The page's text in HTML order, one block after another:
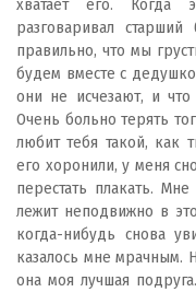
хватает его. Когда
разговаривал
правильно, что мы
будем вместе с
они не исчезают, и
Очень больно терять
любит тебя такой, как
его хоронили, у меня
перестать плакать.
лежит неподвижно в
когда-нибудь снова
казалось мне мрачным.
она моя лучшая